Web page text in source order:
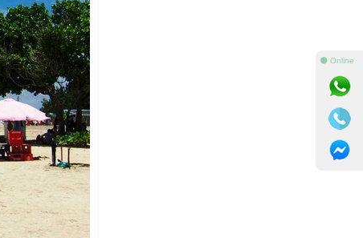
⚫ Online